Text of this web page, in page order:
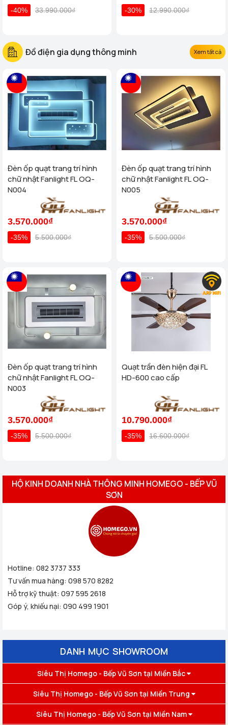
-40% 33.990.000₫ -30% 12.990.000₫
Đồ điện gia dụng thông minh Xem tất cả
Đèn ốp quạt trang trí hình
chữ nhật Fanlight FL OQ-
N004
3.570.000₫
-35% 5.500.000₫
Đèn ốp quạt trang trí hình
chữ nhật Fanlight FL OQ-
N005
3.570.000₫
-35% 5.500.000₫
Đèn ốp quạt trang trí hình
chữ nhật Fanlight FL OQ-
N003
3.570.000₫
-35% 5.500.000₫
Quạt trần đèn hiện đại FL
HD-600 cao cấp
10.790.000₫
-35% 16.600.000₫
HỘ KINH DOANH NHÀ THÔNG MINH HOMEGO - BẾP VŨ
SƠN
Hotline: 082 3737 333
Tư vấn mua hàng: 098 570 8282
Hỗ trợ kỹ thuật: 097 595 2618
Góp ý, khiếu nại: 090 499 1901
DANH MỤC SHOWROOM
Siêu Thị Homego - Bếp Vũ Sơn tại Miền Bắc
Siêu Thị Homego - Bếp Vũ Sơn tại Miền Trung
Siêu Thị Homego - Bếp Vũ Sơn tại Miền Nam